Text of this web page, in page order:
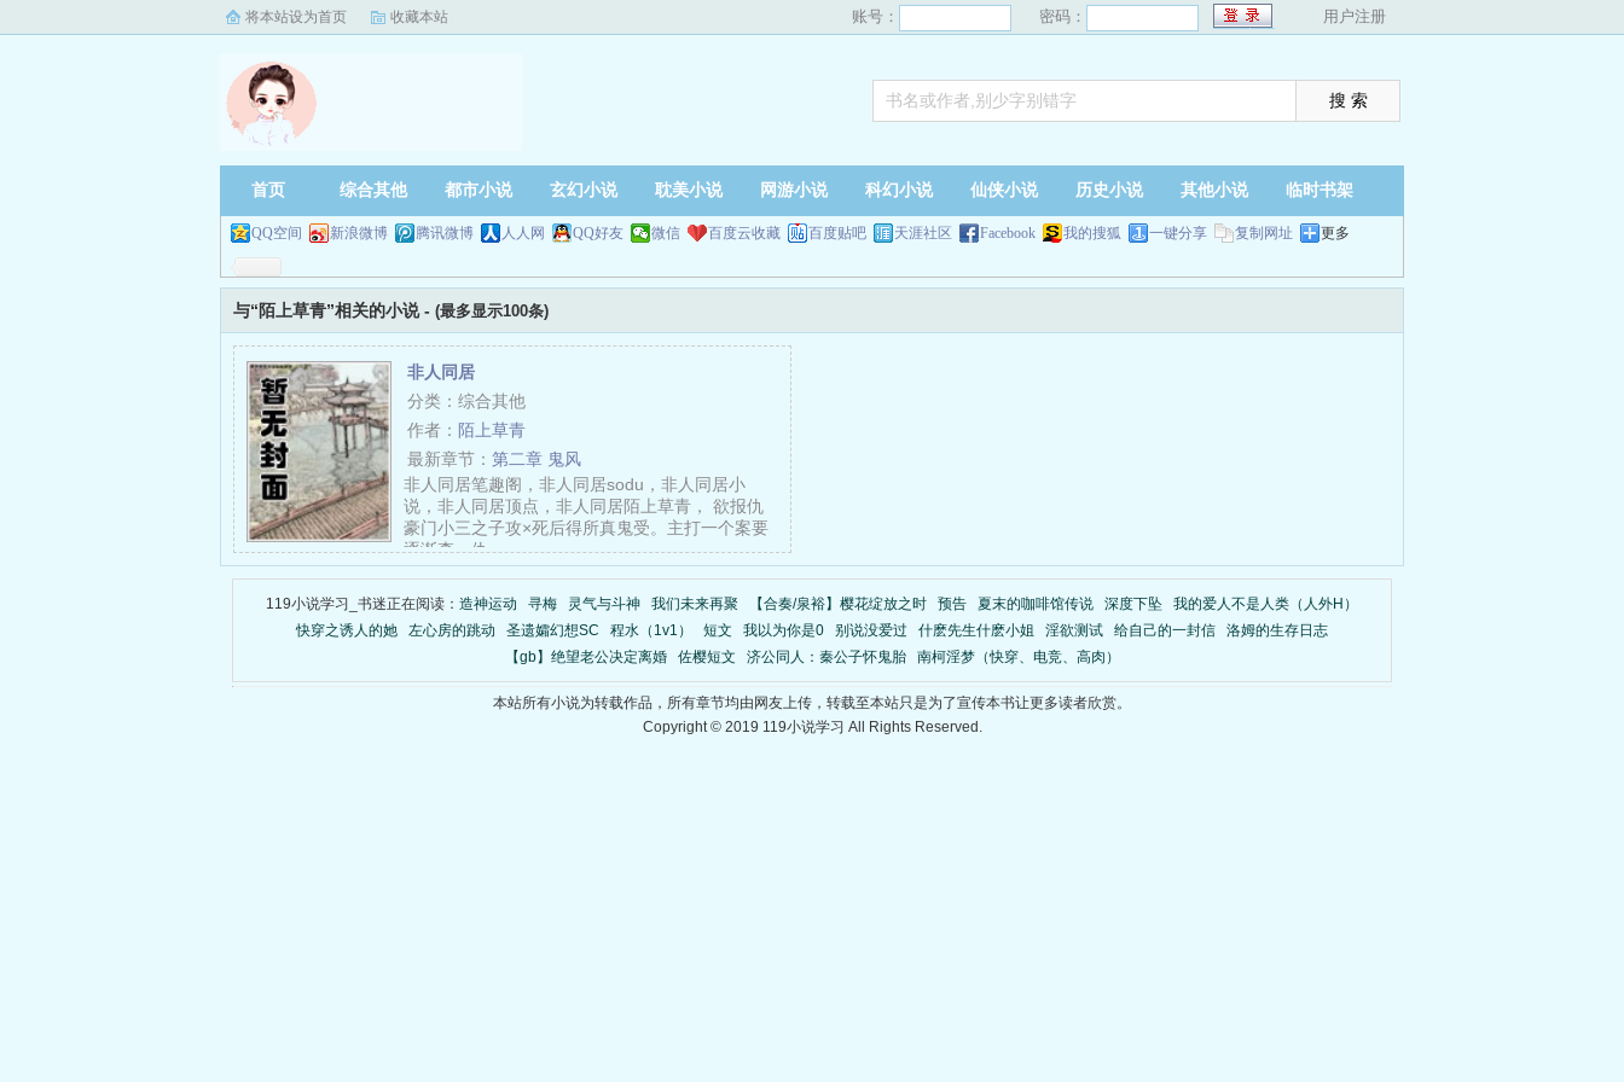
将本站设为首页 收藏本站 账号： 密码： 用户注册
首页 综合其他 都市小说 玄幻小说 耽美小说 网游小说 科幻小说 仙侠小说 历史小说 其他小说 临时书架
QQ空间 新浪微博 腾讯微博 人人网 QQ好友 微信 百度云收藏 百度贴吧 天涯社区 Facebook 我的搜狐 一键分享 复制网址 更多
与“陌上草青”相关的小说 - (最多显示100条)
非人同居
分类：综合其他
作者： 陌上草青
最新章节： 第二章 鬼风
非人同居笔趣阁，非人同居sodu，非人同居小
说，非人同居顶点，非人同居陌上草青， 欲报仇
豪门小三之子攻×死后得所真鬼受。主打一个案要
逐渐查，仇……
119小说学习_书迷正在阅读： 造神运动 寻梅 灵气与斗神 我们未来再聚 【合奏/泉裕】樱花绽放之时 预告 夏末的咖啡馆传说 深度下坠
我的爱人不是人类（人外H）
快穿之诱人的她
左心房的跳动 圣遗孀幻想SC 程水（1v1） 短文 我以为你是0 别说没爱过 什麽先生什麽小姐 淫欲测试 给自己的一封信
洛姆的生存日志
【gb】绝望老公决定离婚
佐樱短文 济公同人：秦公子怀鬼胎 南柯淫梦（快穿、电竞、高肉）
本站所有小说为转载作品，所有章节均由网友上传，转载至本站只是为了宣传本书让更多读者欣赏。
Copyright © 2019 119小说学习 All Rights Reserved.